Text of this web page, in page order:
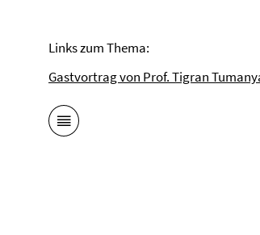
Links zum Thema:
Gastvortrag von Prof. Tigran